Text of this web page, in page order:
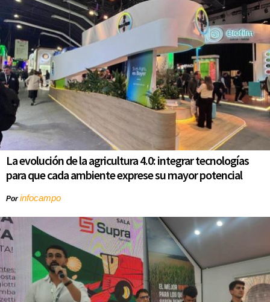
La evolución de la agricultura 4.0: integrar tecnologías
para que cada ambiente exprese su mayor potencial
Porinfocampo